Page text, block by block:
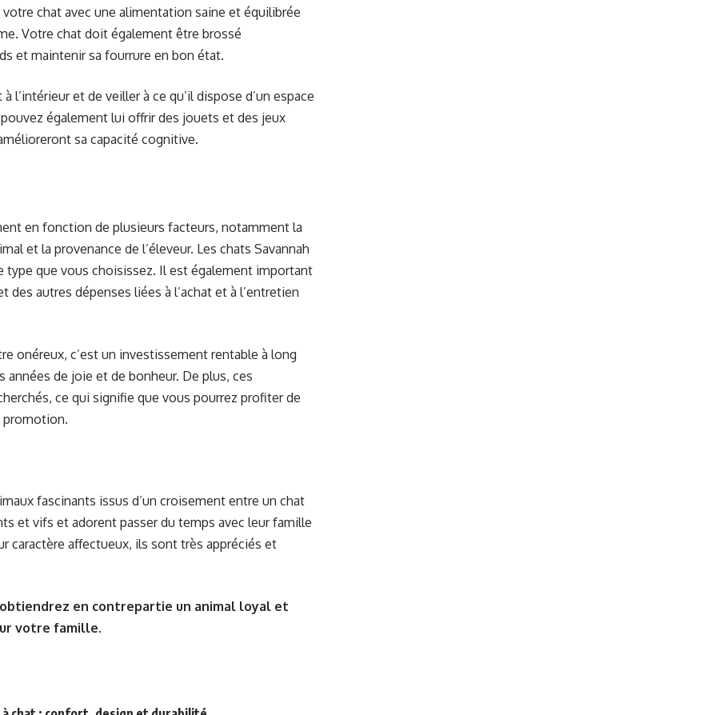
chat avec une alimentation saine et équilibrée
Votre chat doit également être brossé
et maintenir sa fourrure en bon état.
l’intérieur et de veiller à ce qu’il dispose d’un espace
également lui offrir des jouets et des jeux
sa capacité cognitive.
en fonction de plusieurs facteurs, notamment la
et la provenance de l’éleveur. Les chats Savannah
type que vous choisissez. Il est également important
autres dépenses liées à l’achat et à l’entretien
onéreux, c’est un investissement rentable à long
de joie et de bonheur. De plus, ces
ce qui signifie que vous pourrez profiter de
promotion.
fascinants issus d’un croisement entre un chat
et vifs et adorent passer du temps avec leur famille
caractère affectueux, ils sont très appréciés et
en contrepartie un animal loyal et
votre famille.